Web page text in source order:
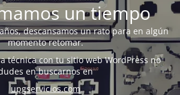
un tiempo
descansamos un rato para en algún
momento retomar.
técnica con tu sitio web WordPress no
en buscarnos en
upgservicios.com